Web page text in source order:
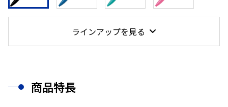
ラインアップを見る
商品特長